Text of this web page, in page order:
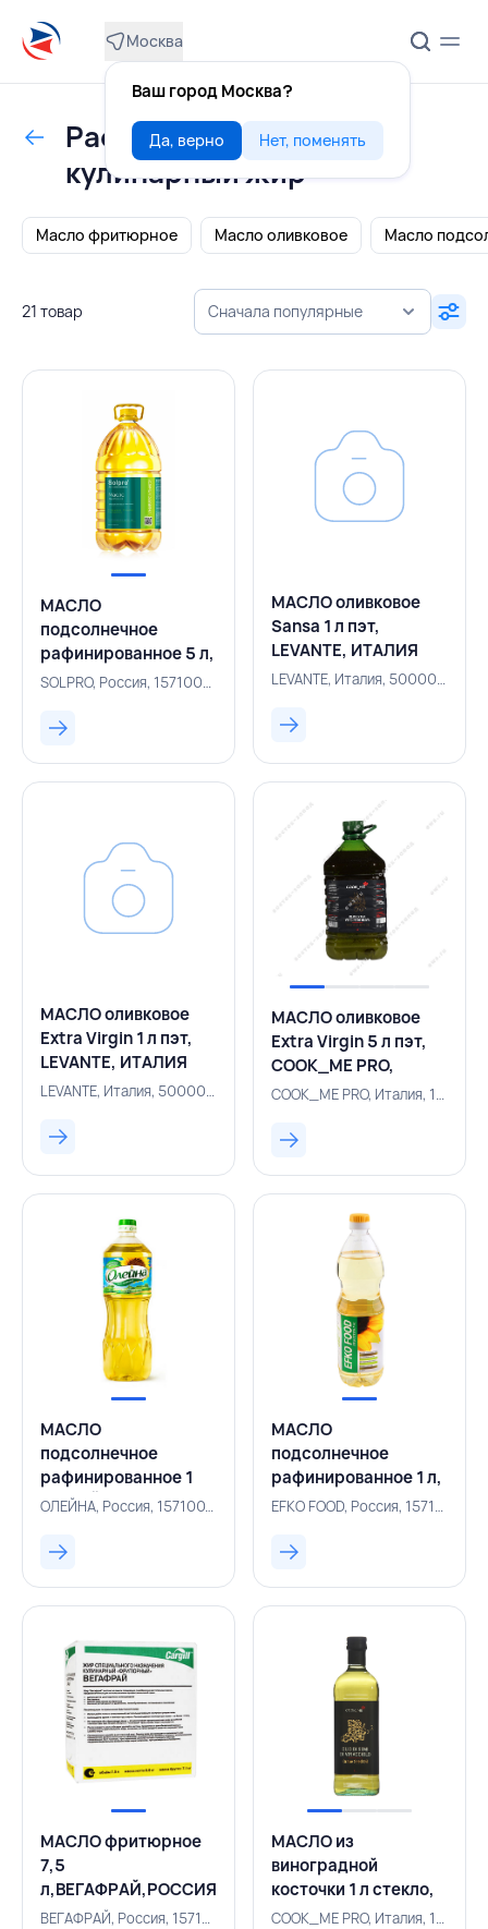
Москва
Ваш город Москва?
Да, верно Нет, поменять
Растительные масла,
кулинарный жир
Масло фритюрное Масло оливковое Масло
21 товар Сначала популярные
МАСЛО
подсолнечное
рафинированное 5 л,
SOLPRO, РОССИЯ
SOLPRO, Россия, 157100245
МАСЛО оливковое
Sansa 1 л пэт,
LEVANTE, ИТАЛИЯ
LEVANTE, Италия, 500006019
МАСЛО оливковое
Extra Virgin 1 л пэт,
LEVANTE, ИТАЛИЯ
LEVANTE, Италия, 500006020
МАСЛО оливковое
Extra Virgin 5 л пэт,
COOK_ME PRO,
ИТАЛИЯ
COOK_ME PRO, Италия, 157100899
МАСЛО
подсолнечное
рафинированное 1
л,ОЛЕЙНА,РОССИЯ ОЛЕЙНА, Россия, 157100115
МАСЛО
подсолнечное
рафинированное 1 л,
EFKO FOOD, РОССИЯEFKO FOOD, Россия, 157100901
МАСЛО фритюрное
7,5
л,ВЕГАФРАЙ,РОССИЯ
ВЕГАФРАЙ, Россия, 157100226
МАСЛО из
виноградной
косточки 1 л стекло,
COOK_ME PRO,
COOK_ME PRO, Италия, 157100895